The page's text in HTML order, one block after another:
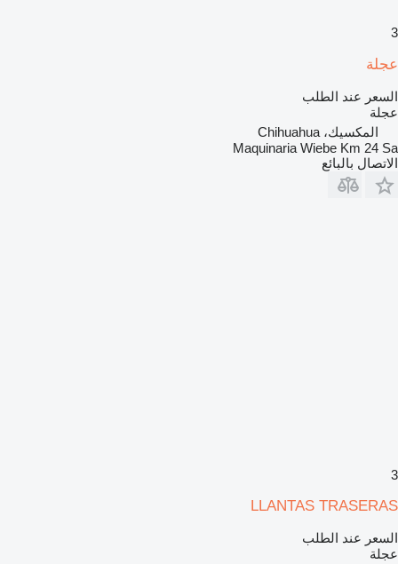
3
عجلة
السعر عند الطلب
عجلة
المكسيك، Chihuahua
Maquinaria Wiebe Km 24 Sa
الاتصال بالبائع
3
LLANTAS TRASERAS
السعر عند الطلب
عجلة